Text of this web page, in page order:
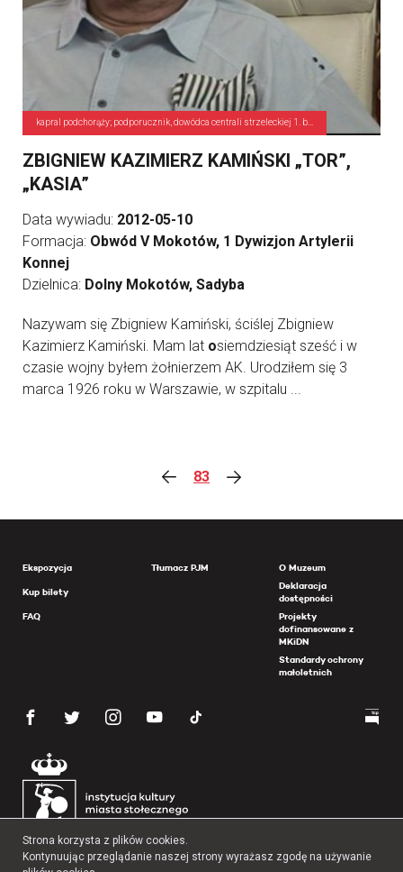
kapral podchorąży; podporucznik, dowódca centrali strzeleckiej 1. baterii 1 DAK
ZBIGNIEW KAZIMIERZ KAMIŃSKI „TOR”,
„KASIA”
Data wywiadu: 2012-05-10
Formacja: Obwód V Mokotów, 1 Dywizjon Artylerii
Konnej
Dzielnica: Dolny Mokotów, Sadyba
Nazywam się Zbigniew Kamiński, ściślej Zbigniew
Kazimierz Kamiński. Mam lat osiemdziesiąt sześć i w
czasie wojny byłem żołnierzem AK. Urodziłem się 3
marca 1926 roku w Warszawie, w szpitalu ...
83
Ekspozycja
Kup bilety
FAQ
Tłumacz PJM
O Muzeum
Deklaracja
dostępności
Projekty
dofinansowane z
MKiDN
Standardy ochrony
małoletnich
Strona korzysta z plików cookies.
Kontynuując przeglądanie naszej strony wyrażasz zgodę na używanie